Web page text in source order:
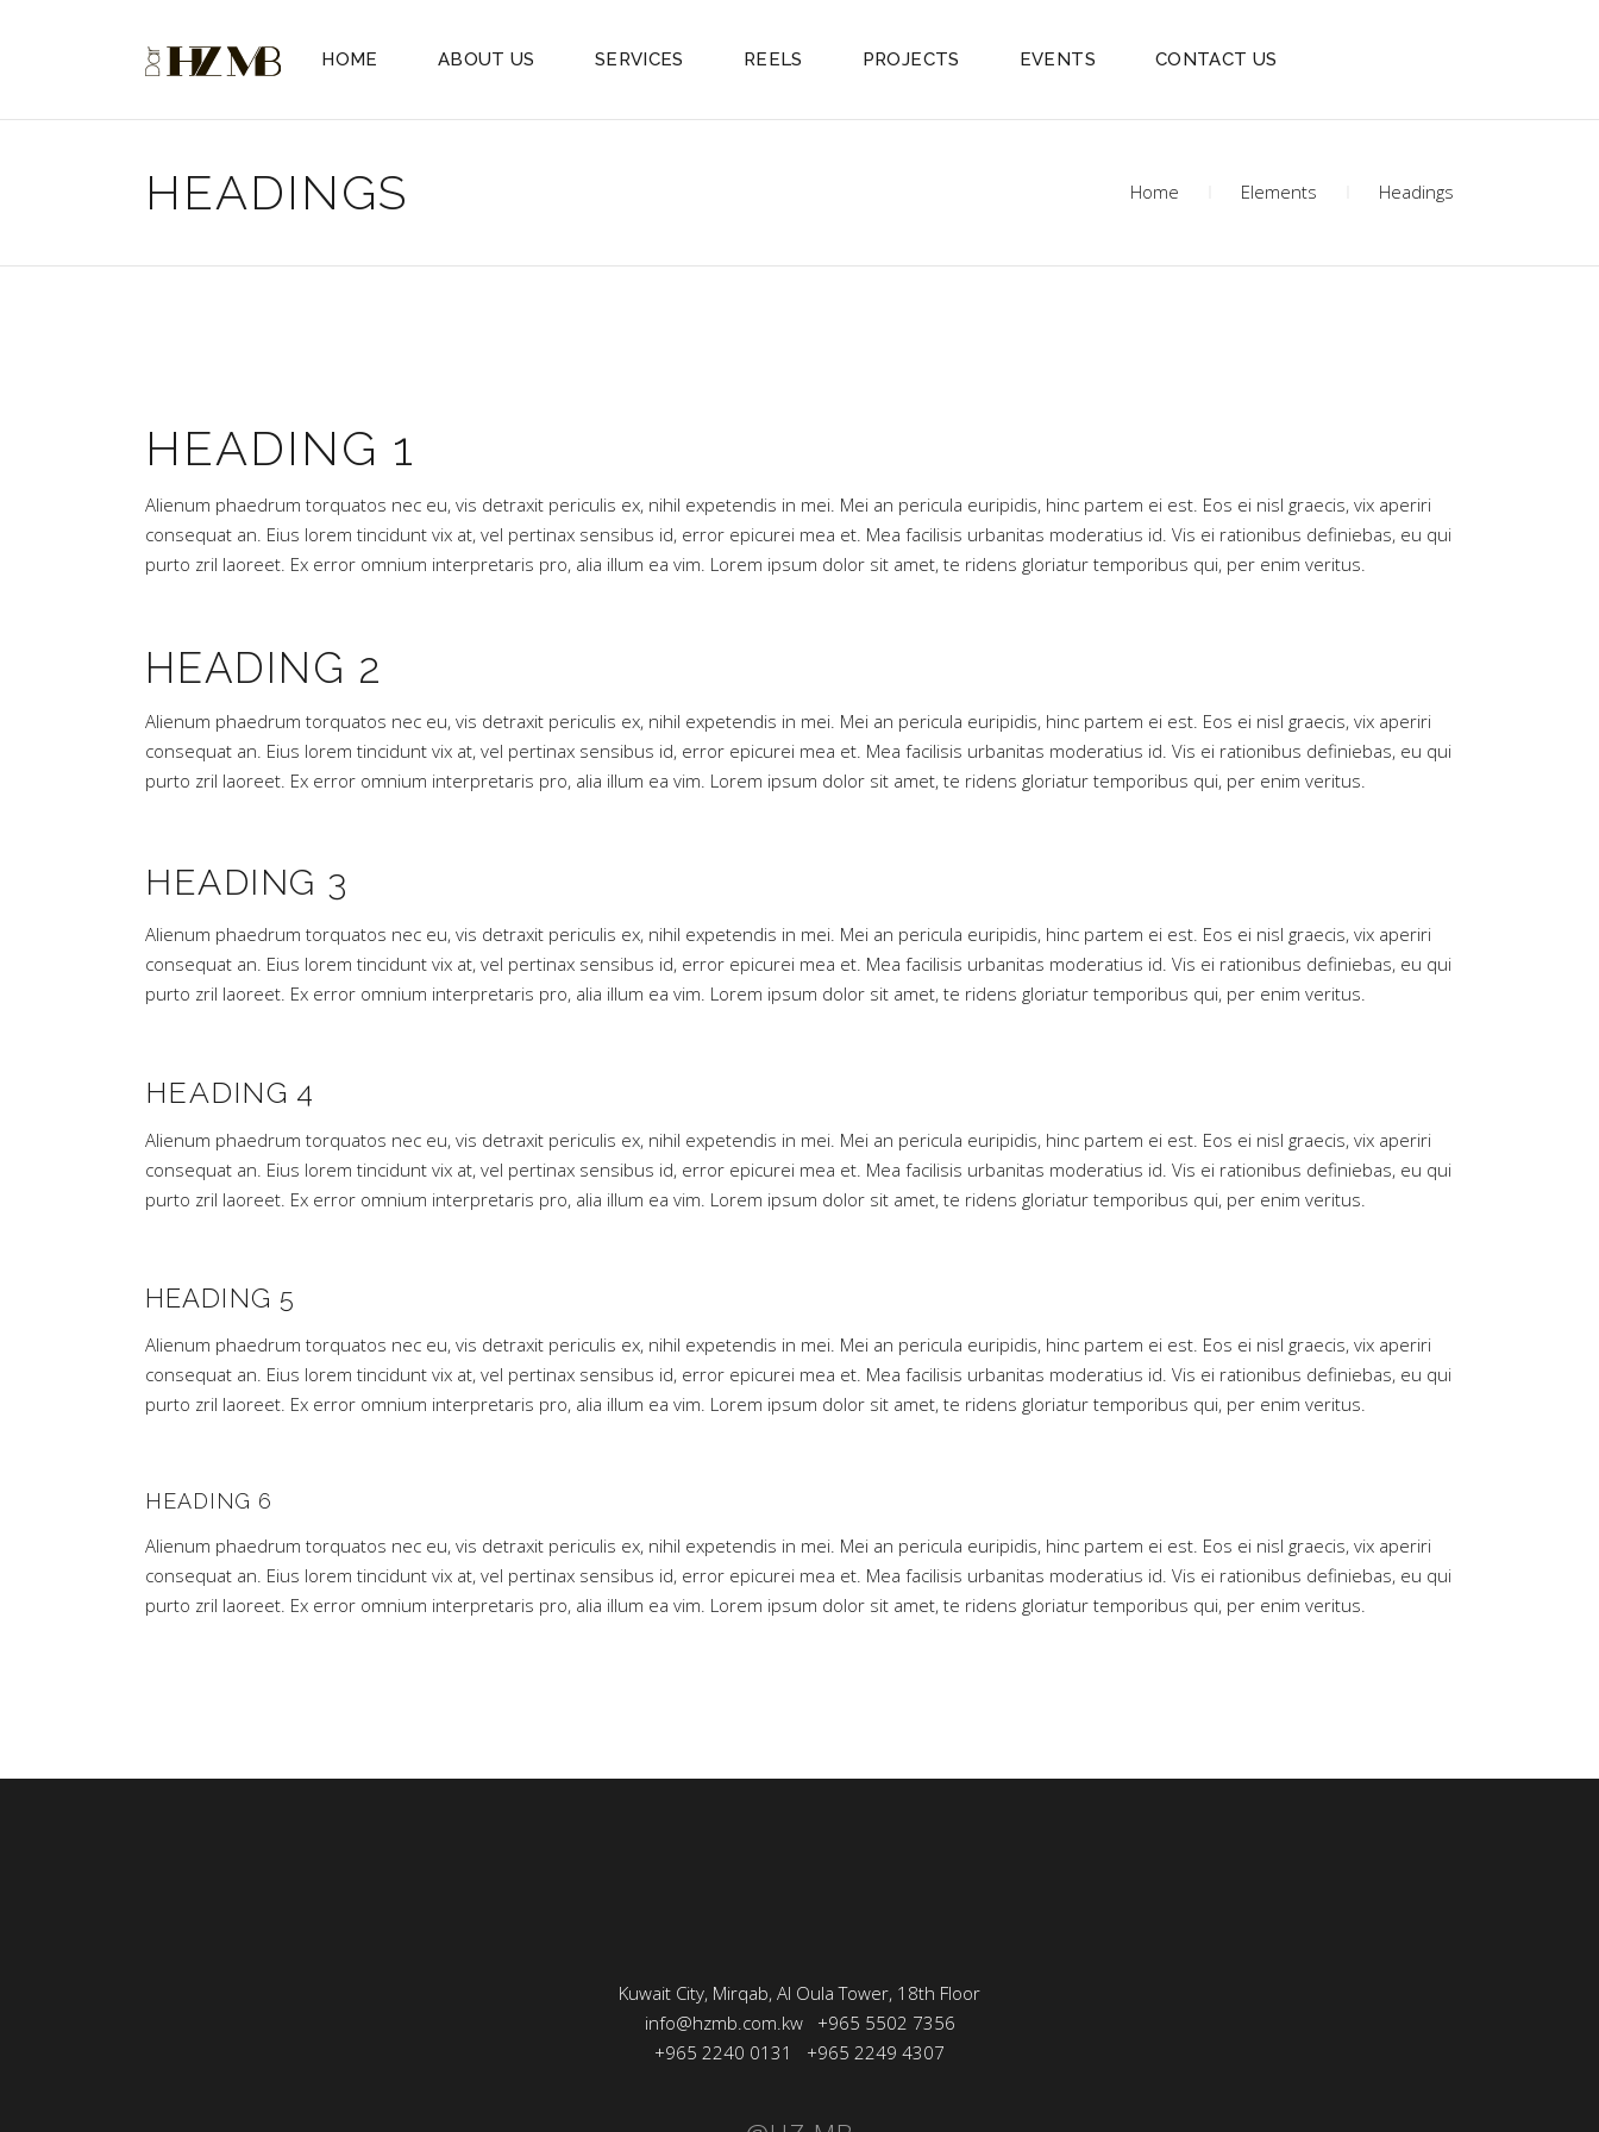
HOME ABOUT US SERVICES REELS PROJECTS EVENTS CONTACT US
HEADINGS Home Elements Headings
HEADING 1
Alienum phaedrum torquatos nec eu, vis detraxit periculis ex, nihil expetendis in mei. Mei an pericula euripidis, hinc partem ei est. Eos ei nisl graecis, vix aperiri
consequat an. Eius lorem tincidunt vix at, vel pertinax sensibus id, error epicurei mea et. Mea facilisis urbanitas moderatius id. Vis ei rationibus definiebas, eu qui
purto zril laoreet. Ex error omnium interpretaris pro, alia illum ea vim. Lorem ipsum dolor sit amet, te ridens gloriatur temporibus qui, per enim veritus.
HEADING 2
Alienum phaedrum torquatos nec eu, vis detraxit periculis ex, nihil expetendis in mei. Mei an pericula euripidis, hinc partem ei est. Eos ei nisl graecis, vix aperiri
consequat an. Eius lorem tincidunt vix at, vel pertinax sensibus id, error epicurei mea et. Mea facilisis urbanitas moderatius id. Vis ei rationibus definiebas, eu qui
purto zril laoreet. Ex error omnium interpretaris pro, alia illum ea vim. Lorem ipsum dolor sit amet, te ridens gloriatur temporibus qui, per enim veritus.
HEADING 3
Alienum phaedrum torquatos nec eu, vis detraxit periculis ex, nihil expetendis in mei. Mei an pericula euripidis, hinc partem ei est. Eos ei nisl graecis, vix aperiri
consequat an. Eius lorem tincidunt vix at, vel pertinax sensibus id, error epicurei mea et. Mea facilisis urbanitas moderatius id. Vis ei rationibus definiebas, eu qui
purto zril laoreet. Ex error omnium interpretaris pro, alia illum ea vim. Lorem ipsum dolor sit amet, te ridens gloriatur temporibus qui, per enim veritus.
HEADING 4
Alienum phaedrum torquatos nec eu, vis detraxit periculis ex, nihil expetendis in mei. Mei an pericula euripidis, hinc partem ei est. Eos ei nisl graecis, vix aperiri
consequat an. Eius lorem tincidunt vix at, vel pertinax sensibus id, error epicurei mea et. Mea facilisis urbanitas moderatius id. Vis ei rationibus definiebas, eu qui
purto zril laoreet. Ex error omnium interpretaris pro, alia illum ea vim. Lorem ipsum dolor sit amet, te ridens gloriatur temporibus qui, per enim veritus.
HEADING 5
Alienum phaedrum torquatos nec eu, vis detraxit periculis ex, nihil expetendis in mei. Mei an pericula euripidis, hinc partem ei est. Eos ei nisl graecis, vix aperiri
consequat an. Eius lorem tincidunt vix at, vel pertinax sensibus id, error epicurei mea et. Mea facilisis urbanitas moderatius id. Vis ei rationibus definiebas, eu qui
purto zril laoreet. Ex error omnium interpretaris pro, alia illum ea vim. Lorem ipsum dolor sit amet, te ridens gloriatur temporibus qui, per enim veritus.
HEADING 6
Alienum phaedrum torquatos nec eu, vis detraxit periculis ex, nihil expetendis in mei. Mei an pericula euripidis, hinc partem ei est. Eos ei nisl graecis, vix aperiri
consequat an. Eius lorem tincidunt vix at, vel pertinax sensibus id, error epicurei mea et. Mea facilisis urbanitas moderatius id. Vis ei rationibus definiebas, eu qui
purto zril laoreet. Ex error omnium interpretaris pro, alia illum ea vim. Lorem ipsum dolor sit amet, te ridens gloriatur temporibus qui, per enim veritus.
Kuwait City, Mirqab, Al Oula Tower, 18th Floor
info@hzmb.com.kw
+965 5502 7356
+965 2240 0131
+965 2249 4307